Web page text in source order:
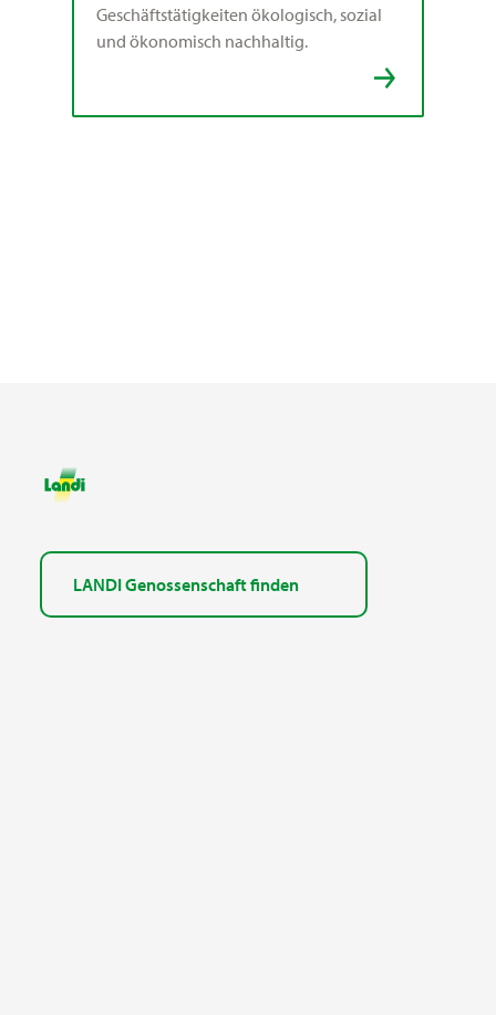
Geschäftstätigkeiten ökologisch, sozial
und ökonomisch nachhaltig.
LANDI Genossenschaft finden